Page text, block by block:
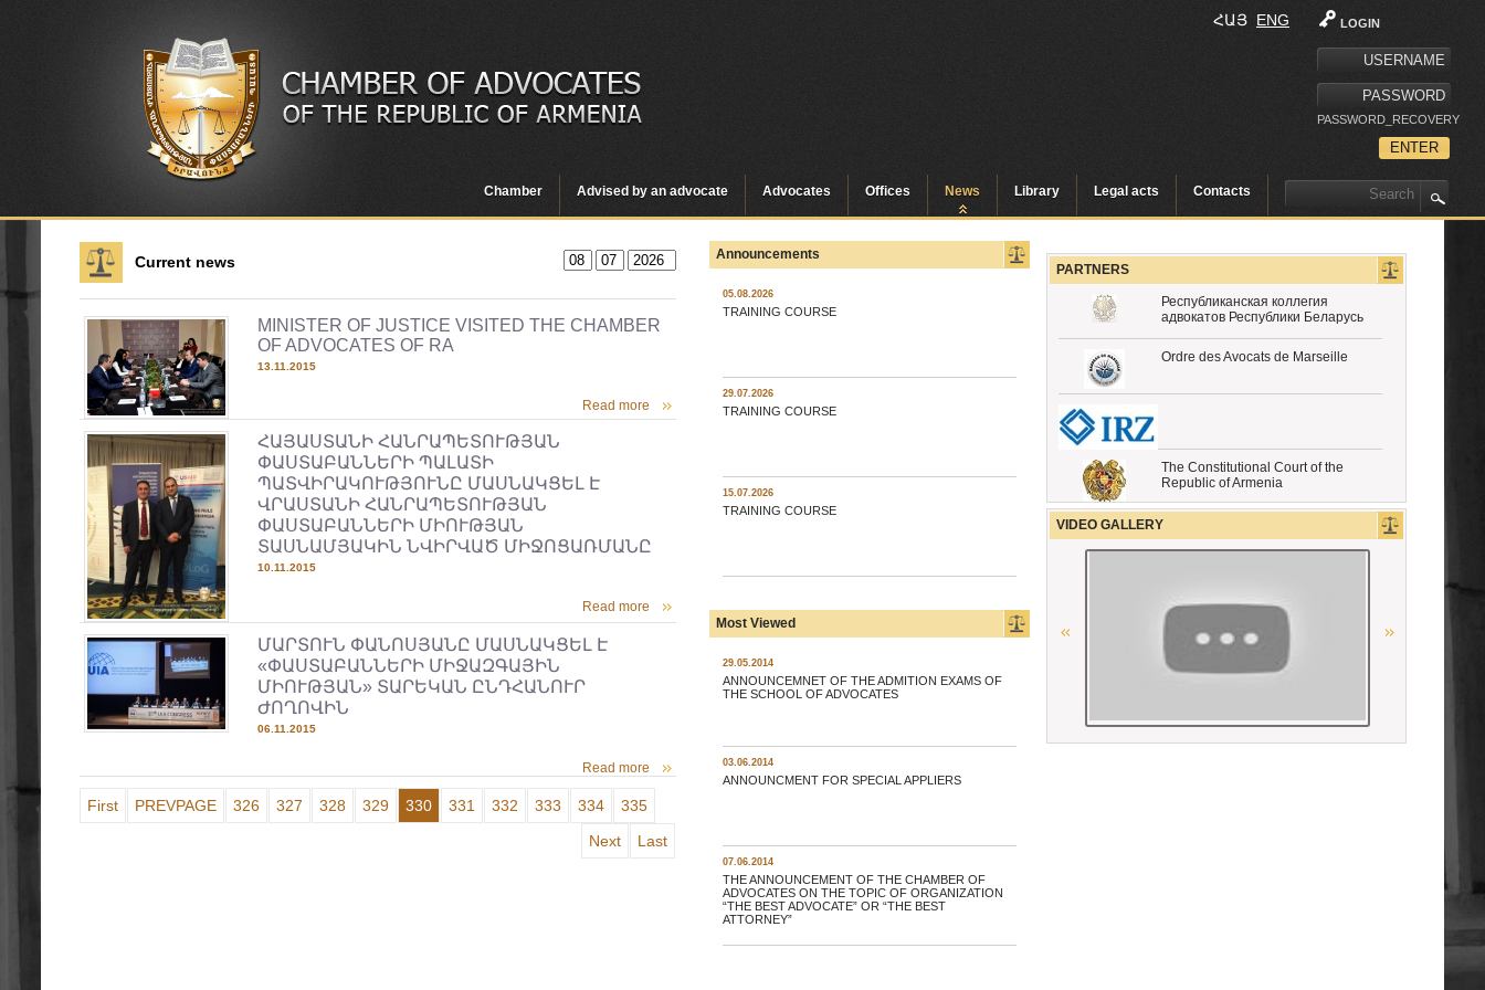
LOGIN
PASSWORD_RECOVERY
ՀԱՅ ENG
Chamber Advised by an advocate Advocates Offices News Library Legal acts Contacts
Current news
MINISTER OF JUSTICE VISITED THE CHAMBER
OF ADVOCATES OF RA
13.11.2015
Read more
ՀԱՅԱՍՏԱՆԻ ՀԱՆՐԱՊԵՏՈՒԹՅԱՆ
ՓԱՍՏԱԲԱՆՆԵՐԻ ՊԱԼԱՏԻ
ՊԱՏՎԻՐԱԿՈՒԹՅՈՒՆԸ ՄԱՍՆԱԿՑԵԼ Է
ՎՐԱՍՏԱՆԻ ՀԱՆՐԱՊԵՏՈՒԹՅԱՆ
ՓԱՍՏԱԲԱՆՆԵՐԻ ՄԻՈՒԹՅԱՆ
ՏԱՍՆԱՄՅԱԿԻՆ ՆՎԻՐՎԱԾ ՄԻՋՈՑԱՌՄԱՆԸ
10.11.2015
Read more
ՄԱՐՏՈՒՆ ՓԱՆՈՍՅԱՆԸ ՄԱՍՆԱԿՑԵԼ Է
«ՓԱՍՏԱԲԱՆՆԵՐԻ ՄԻՋԱԶԳԱՅԻՆ
ՄԻՈՒԹՅԱՆ» ՏԱՐԵԿԱՆ ԸՆԴՀԱՆՈՒՐ
ԺՈՂՈՎԻՆ
06.11.2015
Read more
First PREVPAGE 326 327 328 329 330 331 332 333 334
335
Last
Next
Announcements
05.08.2026
TRAINING COURSE
29.07.2026
TRAINING COURSE
15.07.2026
TRAINING COURSE
Most Viewed
29.05.2014
ANNOUNCEMNET OF THE ADMITION EXAMS OF
THE SCHOOL OF ADVOCATES
03.06.2014
ANNOUNCMENT FOR SPECIAL APPLIERS
07.06.2014
THE ANNOUNCEMENT OF THE CHAMBER OF
ADVOCATES ON THE TOPIC OF ORGANIZATION
“THE BEST ADVOCATE” OR “THE BEST
ATTORNEY”
PARTNERS
Республиканская коллегия
адвокатов Республики Беларусь
Ordre des Avocats de Marseille
The Constitutional Court of the
Republic of Armenia
Georgian Bar Association
Union Internationale des Avocats
The Constitutional Court of the
VIDEO GALLERY